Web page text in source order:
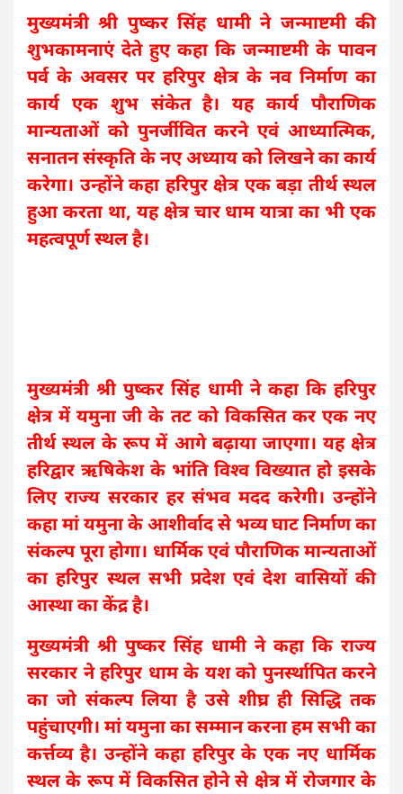
मुख्यमंत्री श्री पुष्कर सिंह धामी ने जन्माष्टमी की
शुभकामनाएं देते हुए कहा कि जन्माष्टमी के पावन
पर्व के अवसर पर हरिपुर क्षेत्र के नव निर्माण का
कार्य एक शुभ संकेत है। यह कार्य पौराणिक
मान्यताओं को पुनर्जीवित करने एवं आध्यात्मिक,
सनातन संस्कृति के नए अध्याय को लिखने का कार्य
करेगा। उन्होंने कहा हरिपुर क्षेत्र एक बड़ा तीर्थ स्थल
हुआ करता था, यह क्षेत्र चार धाम यात्रा का भी एक
महत्वपूर्ण स्थल है।
मुख्यमंत्री श्री पुष्कर सिंह धामी ने कहा कि हरिपुर
क्षेत्र में यमुना जी के तट को विकसित कर एक नए
तीर्थ स्थल के रूप में आगे बढ़ाया जाएगा। यह क्षेत्र
हरिद्वार ऋषिकेश के भांति विश्व विख्यात हो इसके
लिए राज्य सरकार हर संभव मदद करेगी। उन्होंने
कहा मां यमुना के आशीर्वाद से भव्य घाट निर्माण का
संकल्प पूरा होगा। धार्मिक एवं पौराणिक मान्यताओं
का हरिपुर स्थल सभी प्रदेश एवं देश वासियों की
आस्था का केंद्र है।
मुख्यमंत्री श्री पुष्कर सिंह धामी ने कहा कि राज्य
सरकार ने हरिपुर धाम के यश को पुनर्स्थापित करने
का जो संकल्प लिया है उसे शीघ्र ही सिद्धि तक
पहुंचाएगी। मां यमुना का सम्मान करना हम सभी का
कर्त्तव्य है। उन्होंने कहा हरिपुर के एक नए धार्मिक
स्थल के रूप में विकसित होने से क्षेत्र में रोजगार के